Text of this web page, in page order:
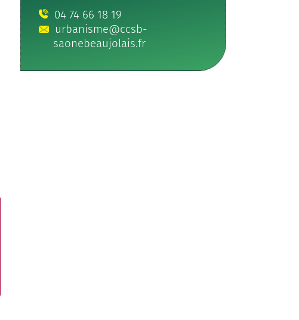
04 74 66 18 19
urbanisme@ccsb-
saonebeaujolais.fr